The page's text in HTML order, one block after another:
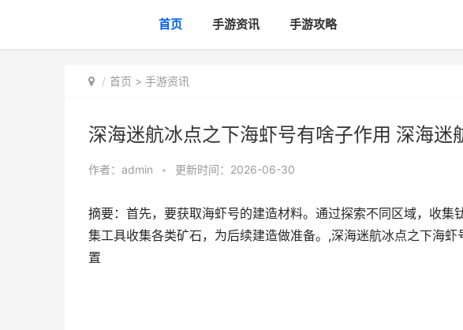
首页 手游资讯 手游攻略
首页 > 手游资讯
深海迷航冰点之下海虾号有啥子作用 深海迷
作者： admin • 更新时间：2026-06-30
摘要：首先，要获取海虾号的建造材料。通过探索不同区域，收集
集工具收集各类矿石，为后续建造做准备。,深海迷航冰点之下海
置